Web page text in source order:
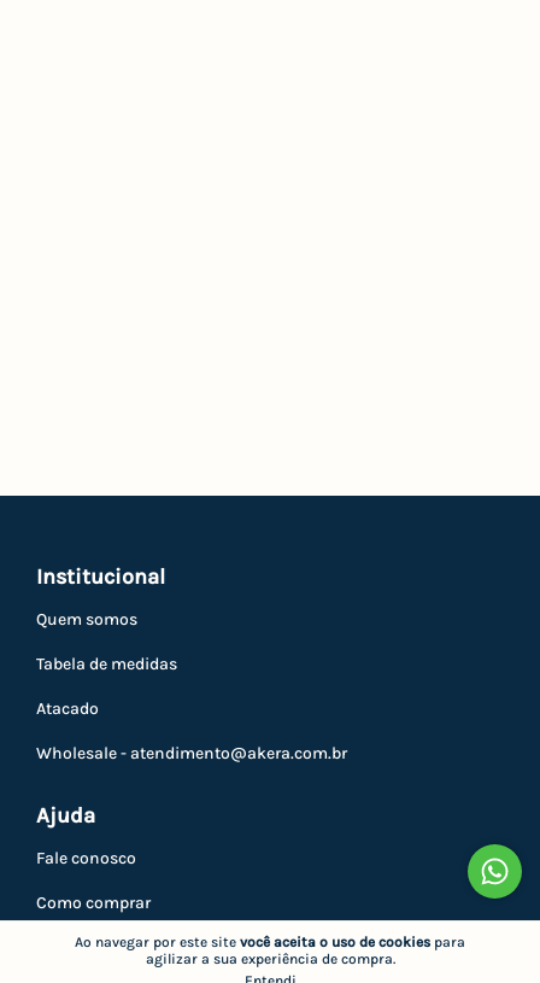
Ao navegar por este site você aceita o uso de cookies para
agilizar a sua experiência de compra.
Institucional
Quem somos
Tabela de medidas
Atacado
Wholesale -atendimento@akera.com.br
Ajuda
Fale conosco
Como comprar
Trocas e devoluções